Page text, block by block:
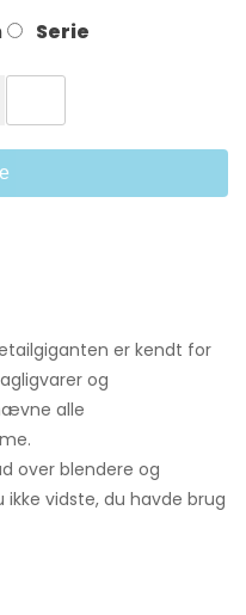
Serie
er kendt for
og
alle
over blendere og
vidste, du havde brug